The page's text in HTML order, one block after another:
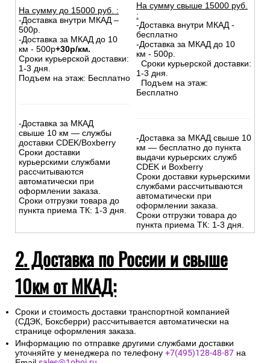
На сумму до 15000 руб. :
-Доставка внутри МКАД –
500р.
-Доставка за МКАД до 10
км - 500р+30р/км.
Сроки курьерской доставки:
1-3 дня.
Подъем на этаж: Бесплатно
-Доставка за МКАД
свыше 10 км — службы
доставки CDEK/Boxberry
Сроки доставки
курьерскими службами
рассчитываются
автоматически при
оформлении заказа.
Сроки отгрузки товара до
пункта приема ТК: 1-3 дня.
На сумму свыше 15000 руб.
:
-Доставка внутри МКАД -
бесплатно
-Доставка за МКАД до 10
км - 500р.
Сроки курьерской доставки:
1-3 дня.
Подъем на этаж:
Бесплатно
-Доставка за МКАД свыше 10
км — бесплатно до пункта
выдачи курьерских служб
CDEK и Boxberry
Сроки доставки курьерскими
службами рассчитываются
автоматически при
оформлении заказа.
Сроки отгрузки товара до
пункта приема ТК: 1-3 дня.
2. Доставка по России и свыше
10км от МКАД:
Сроки и стоимость доставки транспортной компанией
(СДЭК, Боксберри) рассчитывается автоматически на
странице оформления заказа.
Информацию по отправке другими службами доставки
уточняйте у менеджера по телефону +7(495)128-48-87 на